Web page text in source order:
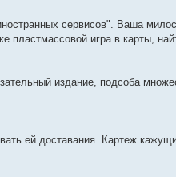
сервисов". Ваша
пластмассовой игра в карты,
издание, подсоба
ей доставания. Картеж